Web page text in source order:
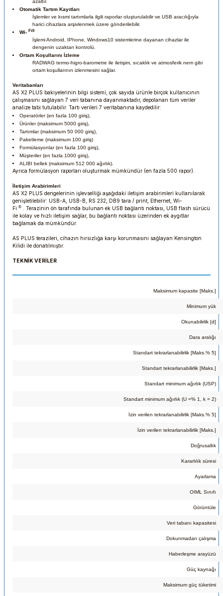
azaltır.
Otomatik Tartım Kayıtları
İşlemler ve kısmi tartımlarla ilgili raporlar oluşturulabilir ve USB aracılığıyla
harici cihazlara arşivlenmek üzere gönderilebilir.
Wi-Fi®
İşlemi Android, IPhone, Windows10 sistemlerine dayanan cihazlar ile
dengenin uzaktan kontrolü.
Ortam Koşullarını İzleme
RADWAG termo-higro-barometre ile iletişim, sıcaklık ve atmosferik nem gibi
ortam koşullarının izlenmesini sağlar.
Veritabanları
AS X2 PLUS bakiyelerinin bilgi sistemi, çok sayıda ürünle birçok kullanıcının
çalışmasını sağlayan 7 veri tabanına dayanmaktadır, depolanan tüm veriler
analize tabi tutulabilir. Tartı verileri 7 veritabanına kaydedilir:
Operatörler (en fazla 100 giriş),
Ürünler (maksimum 5000 giriş),
Tartımlar (maksimum 50 000 giriş),
Paketleme (maksimum 100 giriş)
Formülasyonlar (en fazla 100 giriş),
Müşteriler (en fazla 1000 giriş),
ALIBI bellek (maksimum 512 000 ağırlık).
Ayrıca formülasyon raporları oluşturmak mümkündür (en fazla 500 rapor).
İletişim Arabirimleri
AS X2 PLUS dengelerinin işlevselliği aşağıdaki iletişim arabirimleri kullanılarak
genişletilebilir: USB-A, USB-B, RS 232, DB9 tara / print, Ethernet, Wi-
Fi ®
. Terazinin ön tarafında bulunan ek USB bağlantı noktası, USB flash sürücü
ile kolay ve hızlı iletişim sağlar, bu bağlantı noktası üzerinden ek aygıtlar
bağlamak da mümkündür.
AS PLUS terazileri, cihazın hırsızlığa karşı korunmasını sağlayan Kensington
Kilidi ile donatılmıştır.
TEKNİK VERİLER
Maksimum kapasite [Maks.]
Minimum yük
Okunabilirlik [d]
Dara aralığı
Standart tekrarlanabilirlik [Maks.% 5]
Standart tekrarlanabilirlik [Maks.]
Standart minimum ağırlık (USP)
Standart minimum ağırlık (U =% 1, k = 2)
İzin verilen tekrarlanabilirlik [Maks.% 5]
İzin verilen tekrarlanabilirlik [Maks.]
Doğrusallık
Kararlılık süresi
Ayarlama
OIML Sınıfı
Görüntüle
Veri tabanı kapasitesi
Dokunmadan çalışma
Haberleşme arayüzü
Güç kaynağı
Maksimum güç tüketimi